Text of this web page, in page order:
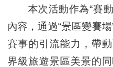
本次活動作為“賽動
內容，通過“景區變賽
賽事的引流能力，帶
界級旅遊景區美景的